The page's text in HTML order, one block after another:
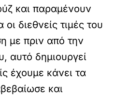
και παραμένουν
διεθνείς τιμές του
με πριν από την
αυτό δημιουργεί
έχουμε κάνει τα
και